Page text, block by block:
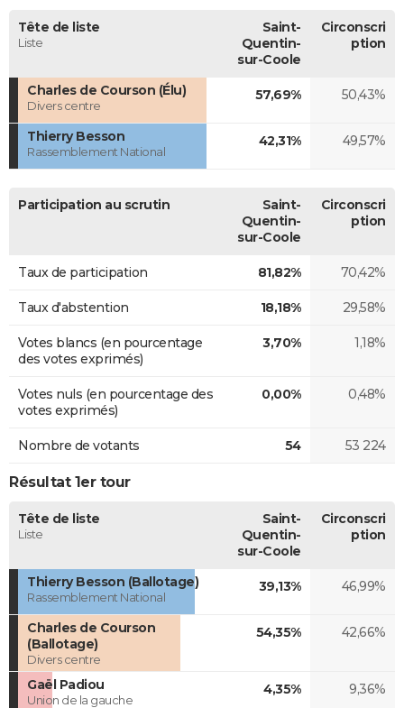
Tête de liste
Liste
Saint-
Quentin-
sur-Coole
Circonscri
ption
Charles de Courson (Élu)
Divers centre
57,69% 50,43%
Thierry Besson
Rassemblement National
42,31% 49,57%
Participation au scrutin
Saint-
Quentin-
sur-Coole
Circonscri
ption
Taux de participation 81,82% 70,42%
Taux d'abstention 18,18% 29,58%
Votes blancs (en pourcentage
des votes exprimés)
3,70% 1,18%
Votes nuls (en pourcentage des
votes exprimés)
0,00% 0,48%
Nombre de votants 54 53 224
Résultat 1er tour
Tête de liste
Liste
Saint-
Quentin-
sur-Coole
Circonscri
ption
Thierry Besson (Ballotage)
Rassemblement National
39,13% 46,99%
Charles de Courson
(Ballotage)
Divers centre
54,35% 42,66%
Gaël Padiou
Union de la gauche
4,35% 9,36%